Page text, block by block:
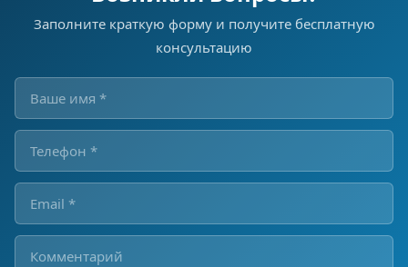
Заполните краткую форму и получите бесплатную
консультацию